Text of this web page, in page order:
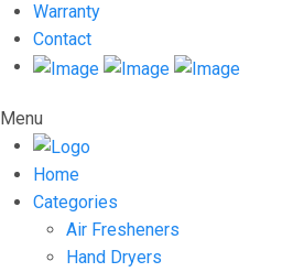
Warranty
Contact
Menu
Home
Categories
Air Fresheners
Hand Dryers